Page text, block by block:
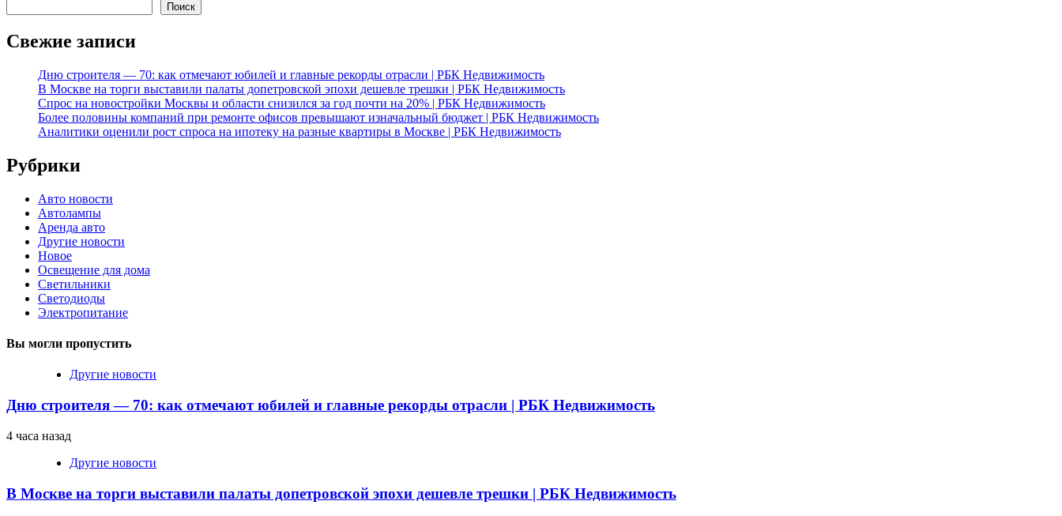
Поиск
Свежие записи
Дню строителя — 70: как отмечают юбилей и главные рекорды отрасли | РБК Недвижимость
В Москве на торги выставили палаты допетровской эпохи дешевле трешки | РБК Недвижимость
Спрос на новостройки Москвы и области снизился за год почти на 20% | РБК Недвижимость
Более половины компаний при ремонте офисов превышают изначальный бюджет | РБК Недвижимость
Аналитики оценили рост спроса на ипотеку на разные квартиры в Москве | РБК Недвижимость
Рубрики
Авто новости
Автолампы
Аренда авто
Другие новости
Новое
Освещение для дома
Светильники
Светодиоды
Электропитание
Вы могли пропустить
Другие новости
Дню строителя — 70: как отмечают юбилей и главные рекорды отрасли | РБК Недвижимость
4 часа назад
Другие новости
В Москве на торги выставили палаты допетровской эпохи дешевле трешки | РБК Недвижимость